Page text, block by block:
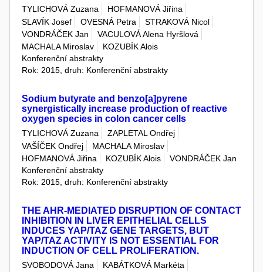
TYLICHOVÁ Zuzana
HOFMANOVÁ Jiřina
SLAVÍK Josef
OVESNÁ Petra
STRAKOVÁ Nicol
VONDRÁČEK Jan
VACULOVÁ Alena Hyršlová
MACHALA Miroslav
KOZUBÍK Alois
Konferenční abstrakty
Rok: 2015, druh: Konferenční abstrakty
Sodium butyrate and benzo[a]pyrene
synergistically increase production of reactive
oxygen species in colon cancer cells
TYLICHOVÁ Zuzana
ZAPLETAL Ondřej
VAŠÍČEK Ondřej
MACHALA Miroslav
HOFMANOVÁ Jiřina
KOZUBÍK Alois
VONDRÁČEK Jan
Konferenční abstrakty
Rok: 2015, druh: Konferenční abstrakty
THE AHR-MEDIATED DISRUPTION OF CONTACT
INHIBITION IN LIVER EPITHELIAL CELLS
INDUCES YAP/TAZ GENE TARGETS, BUT
YAP/TAZ ACTIVITY IS NOT ESSENTIAL FOR
INDUCTION OF CELL PROLIFERATION.
SVOBODOVÁ Jana
KABÁTKOVÁ Markéta